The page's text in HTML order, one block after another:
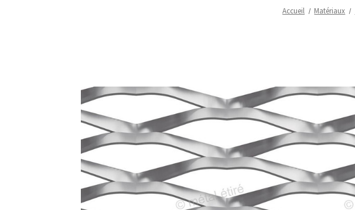
Accueil Matériaux